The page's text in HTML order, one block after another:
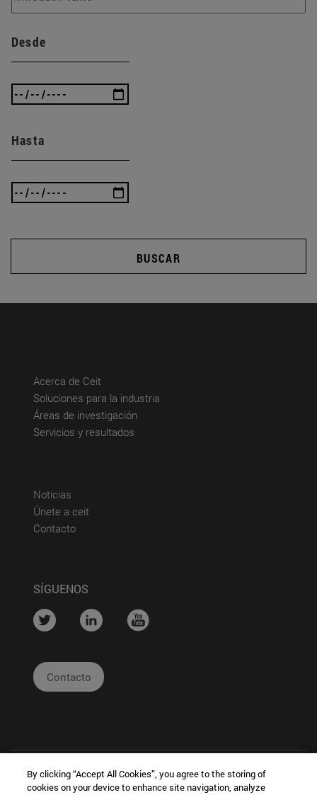
Desde
Hasta
BUSCAR
Acerca de Ceit(abre en nueva ventana)
Soluciones para la industria
Áreas de investigación
Servicios y resultados
Noticias
Únete a ceit(abre en nueva ventana)
Contacto(abre en nueva ventana)
SÍGUENOS
.... .... ....
Contacto
By clicking “Accept All Cookies”, you agree to the storing of
cookies on your device to enhance site navigation, analyze